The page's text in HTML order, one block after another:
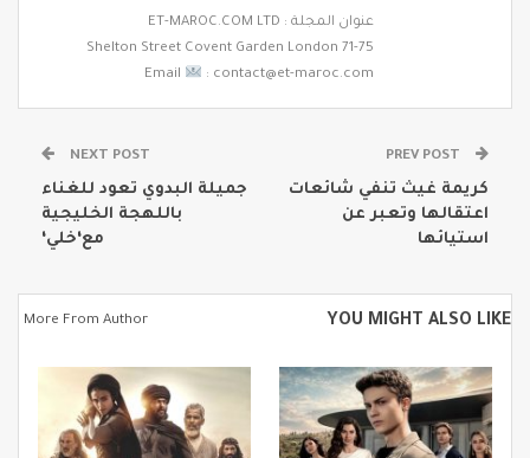
عنوان المجلة : ET-MAROC.COM LTD
71-75 Shelton Street Covent Garden London
Email
: contact@et-maroc.com
كريمة غيث تنفي شائعات
اعتقالها وتعبر عن
استيائها
NEXT POST
جميلة البدوي تعود للغناء
باللهجة الخليجية
مع‘خلي‘
YOU MIGHT ALSO LIKE
More From Author